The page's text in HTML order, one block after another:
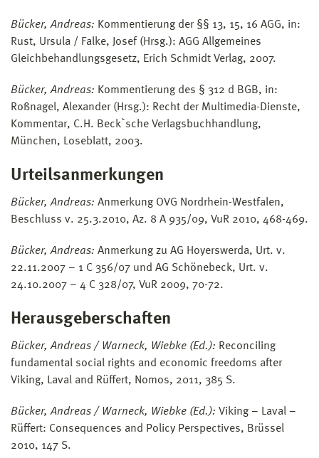
Bücker, Andreas: Kommentierung der §§ 13, 15, 16 AGG, in:
Rust, Ursula / Falke, Josef (Hrsg.): AGG Allgemeines
Gleichbehandlungsgesetz, Erich Schmidt Verlag, 2007.
Bücker, Andreas: Kommentierung des § 312 d BGB, in:
Roßnagel, Alexander (Hrsg.): Recht der Multimedia-Dienste,
Kommentar, C.H. Beck`sche Verlagsbuchhandlung,
München, Loseblatt, 2003.
Urteilsanmerkungen
Bücker, Andreas: Anmerkung OVG Nordrhein-Westfalen,
Beschluss v. 25.3.2010, Az. 8 A 935/09, VuR 2010, 468-469.
Bücker, Andreas: Anmerkung zu AG Hoyerswerda, Urt. v.
22.11.2007 – 1 C 356/07 und AG Schönebeck, Urt. v.
24.10.2007 – 4 C 328/07, VuR 2009, 70-72.
Herausgeberschaften
Bücker, Andreas / Warneck, Wiebke (Ed.): Reconciling
fundamental social rights and economic freedoms after
Viking, Laval and Rüffert, Nomos, 2011, 385 S.
Bücker, Andreas / Warneck, Wiebke (Ed.): Viking – Laval –
Rüffert: Consequences and Policy Perspectives, Brüssel
2010, 147 S.